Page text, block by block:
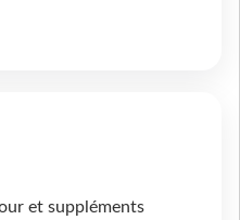
et suppléments